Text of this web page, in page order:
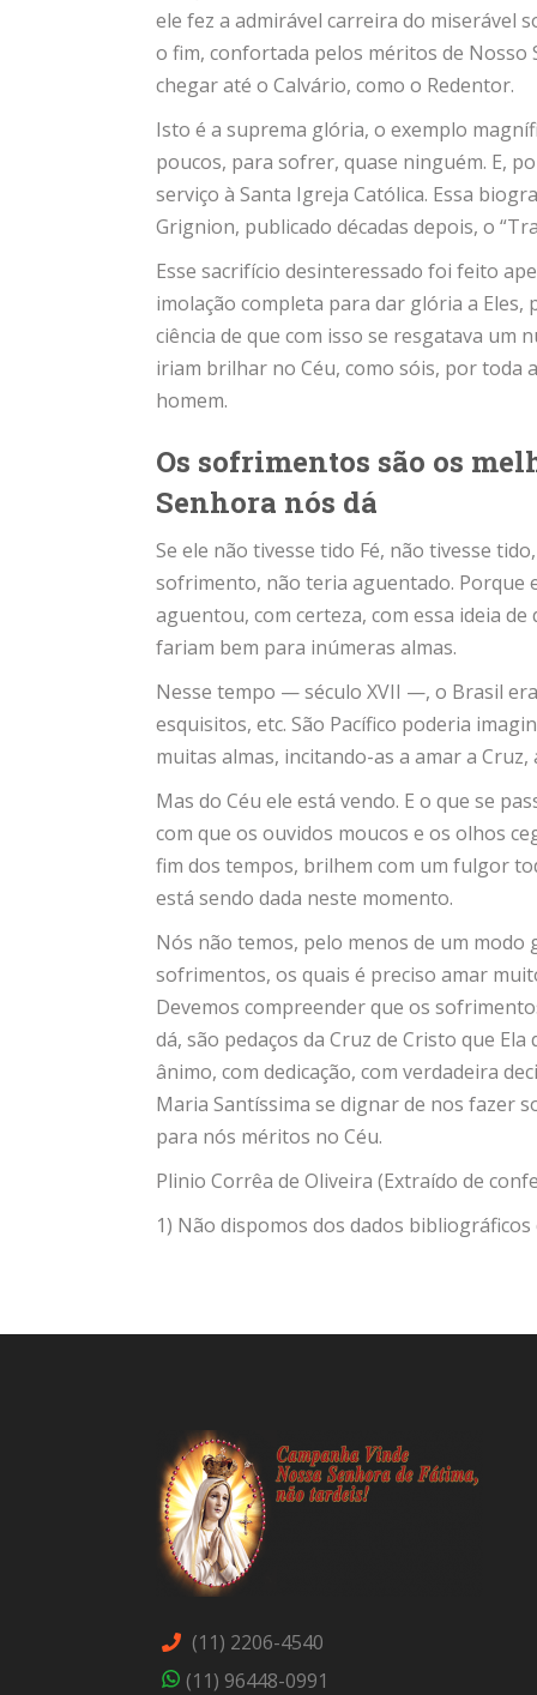
ele fez a admirável carreira do miserável
o fim, confortada pelos méritos de Nosso
chegar até o Calvário, como o Redentor.
Isto é a suprema glória, o exemplo
poucos, para sofrer, quase ninguém. E,
serviço à Santa Igreja Católica. Essa
Grignion, publicado décadas depois, o
Esse sacrifício desinteressado foi feito
imolação completa para dar glória a Eles,
ciência de que com isso se resgatava um
iriam brilhar no Céu, como sóis, por toda
homem.
Os sofrimentos são os
Senhora nós dá
Se ele não tivesse tido Fé, não tivesse
sofrimento, não teria aguentado. Porque
aguentou, com certeza, com essa ideia
fariam bem para inúmeras almas.
Nesse tempo — século XVII —, o Brasil
esquisitos, etc. São Pacífico poderia
muitas almas, incitando-as a amar a Cruz,
Mas do Céu ele está vendo. E o que se
com que os ouvidos moucos e os olhos
fim dos tempos, brilhem com um fulgor
está sendo dada neste momento.
Nós não temos, pelo menos de um modo
sofrimentos, os quais é preciso amar
Devemos compreender que os
dá, são pedaços da Cruz de Cristo que
ânimo, com dedicação, com verdadeira
Maria Santíssima se dignar de nos fazer
para nós méritos no Céu.
Plinio Corrêa de Oliveira (Extraído de
1) Não dispomos dos dados
(11) 2206-4540
(11) 96448-0991